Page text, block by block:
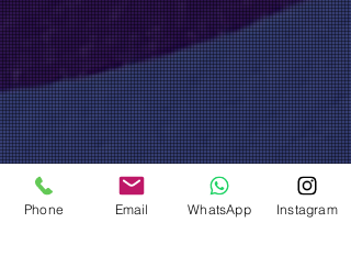
Phone Email WhatsApp Instagram